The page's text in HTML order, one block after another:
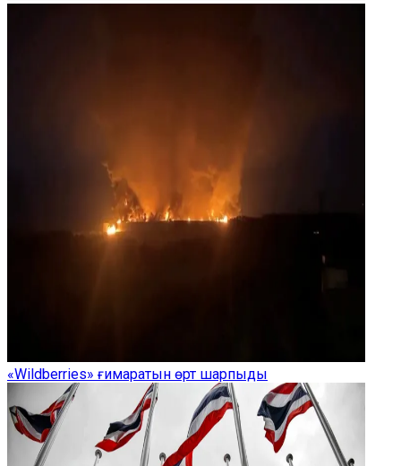
«Wildberries» ғимаратын өрт шарпыды